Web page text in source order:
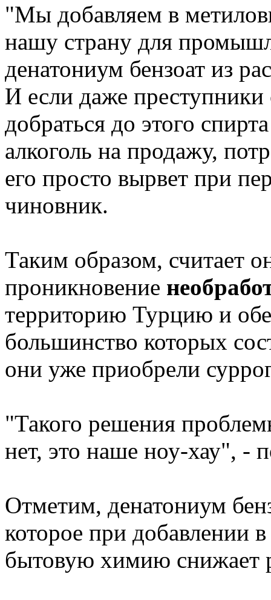
"Мы добавляем в
нашу страну для
денатониум бензоат из
И если даже
добраться до этого
алкоголь на продажу,
его просто вырвет при
чиновник.
Таким образом, считает
проникновение
территорию Турцию и
большинство которых
они уже приобрели
"Такого решения
нет, это наше ноу-хау", -
Отметим, денатониум
которое при
бытовую химию снижает